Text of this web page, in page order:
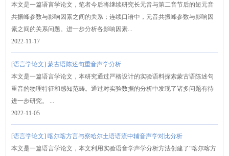
本文是一篇语言学论文，笔者今后将继续研究长元音与第二音节后的短元音
共振峰参数与影响因素之间的关系；连续口语中，元音共振峰参数与影响因
素之间的关系问题。进一步分析各影响因素...
2022-11-17
[语言学论文]蒙古语陈述句重音声学分析
本文是一篇语言学论文，本研究通过严格设计的实验语料探索蒙古语陈述句
重音的物理特征和感知范畴。通过对实验数据的分析中发现了诸多问题有待
进一步研究。 ...
2022-11-05
[语言学论文]喀尔喀方言与察哈尔土语语流中辅音声学对比分析
本文是一篇语言学论文，本文利用实验语音学声学分析方法创建了“喀尔喀方